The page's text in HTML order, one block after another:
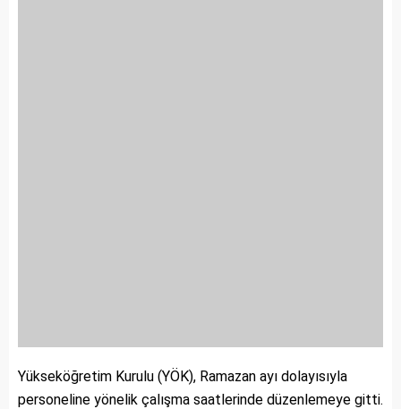
Yükseköğretim Kurulu (YÖK), Ramazan ayı dolayısıyla
personeline yönelik çalışma saatlerinde düzenlemeye gitti.